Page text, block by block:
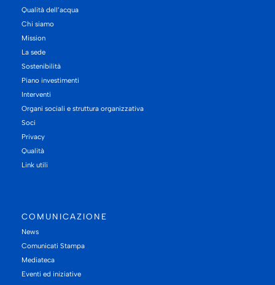
Qualità dell’acqua
Chi siamo
Mission
La sede
Sostenibilità
Piano investimenti
Interventi
Organi sociali e struttura organizzativa
Soci
Privacy
Qualità
Link utili
COMUNICAZIONE
News
Comunicati Stampa
Mediateca
Eventi ed iniziative